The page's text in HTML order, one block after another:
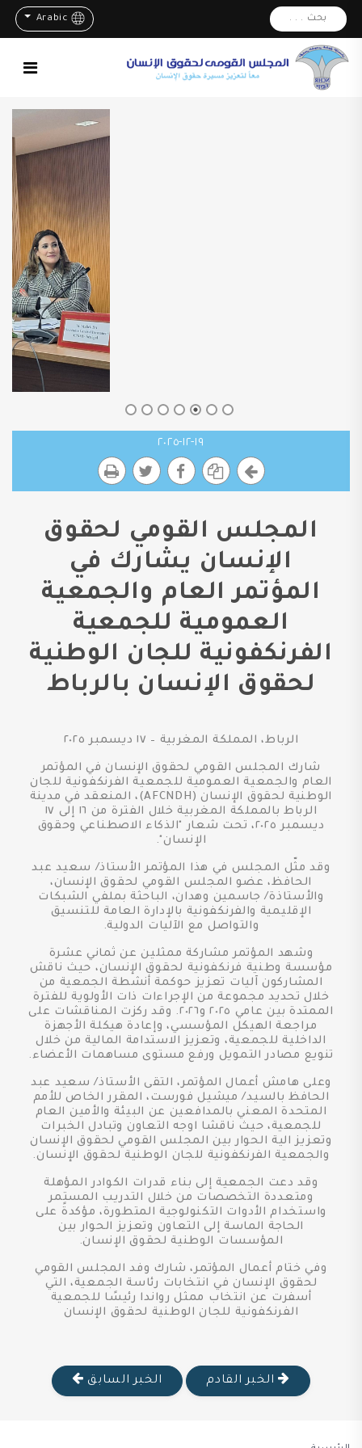
بحث . . . Arabic
١٩-١٢-٢٠٢٥
المجلس القومي لحقوق
الإنسان يشارك في
المؤتمر العام والجمعية
العمومية للجمعية
الفرنكفونية للجان الوطنية
لحقوق الإنسان بالرباط
الرباط، المملكة المغربية – ١٧ ديسمبر ٢٠٢٥
شارك المجلس القومي لحقوق الإنسان في المؤتمر
العام والجمعية العمومية للجمعية الفرنكفونية للجان
الوطنية لحقوق الإنسان (AFCNDH)، المنعقد في مدينة
الرباط بالمملكة المغربية خلال الفترة من ١٦ إلى ١٧
ديسمبر ٢٠٢٥، تحت شعار "الذكاء الاصطناعي وحقوق
الإنسان".
وقد مثّل المجلس في هذا المؤتمر الأستاذ/ سعيد عبد
الحافظ، عضو المجلس القومي لحقوق الإنسان،
والأستاذة/ جاسمين وهدان، الباحثة بملفي الشبكات
الإقليمية والفرنكفونية بالإدارة العامة للتنسيق
والتواصل مع الآليات الدولية.
وشهد المؤتمر مشاركة ممثلين عن ثماني عشرة
مؤسسة وطنية فرنكفونية لحقوق الإنسان، حيث ناقش
المشاركون آليات تعزيز حوكمة أنشطة الجمعية من
خلال تحديد مجموعة من الإجراءات ذات الأولوية للفترة
الممتدة بين عامي ٢٠٢٥ و٢٠٢٦. وقد ركزت المناقشات على
مراجعة الهيكل المؤسسي، وإعادة هيكلة الأجهزة
الداخلية للجمعية، وتعزيز الاستدامة المالية من خلال
تنويع مصادر التمويل ورفع مستوى مساهمات الأعضاء.
وعلى هامش أعمال المؤتمر، التقى الأستاذ/ سعيد عبد
الحافظ بالسيد/ ميشيل فورست، المقرر الخاص للأمم
المتحدة المعني بالمدافعين عن البيئة والأمين العام
للجمعية، حيث ناقشا اوجه التعاون وتبادل الخبرات
وتعزيز الية الحوار بين المجلس القومي لحقوق الإنسان
والجمعية الفرنكفونية للجان الوطنية لحقوق الإنسان.
وقد دعت الجمعية إلى بناء قدرات الكوادر المؤهلة
ومتعددة التخصصات من خلال التدريب المستمر
واستخدام الأدوات التكنولوجية المتطورة، مؤكدةً على
الحاجة الماسة إلى التعاون وتعزيز الحوار بين
المؤسسات الوطنية لحقوق الإنسان.
وفي ختام أعمال المؤتمر، شارك وفد المجلس القومي
لحقوق الإنسان في انتخابات رئاسة الجمعية، التي
أسفرت عن انتخاب ممثل رواندا رئيسًا للجمعية
الفرنكفونية للجان الوطنية لحقوق الإنسان
الخبر القادم الخبر السابق